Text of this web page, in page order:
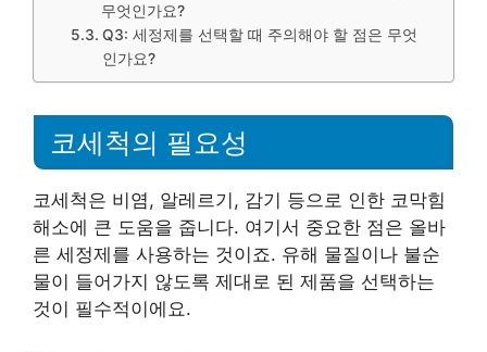
무엇인가요?
Q3: 세정제를 선택할 때 주의해야 할 점은 무엇
인가요?
코세척의 필요성
코세척은 비염, 알레르기, 감기 등으로 인한 코막힘
해소에 큰 도움을 줍니다. 여기서 중요한 점은 올바
른 세정제를 사용하는 것이죠. 유해 물질이나 불순
물이 들어가지 않도록 제대로 된 제품을 선택하는
것이 필수적이에요.